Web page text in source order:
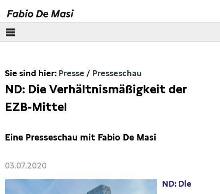
Europäisches Parlament
Themen
Interviews
Sie sind hier: Presse Presseschau
ND: Die Verhältnismäßigkeit der
EZB-Mittel
Eine Presseschau mit Fabio De Masi
03.07.2020
ND: Die